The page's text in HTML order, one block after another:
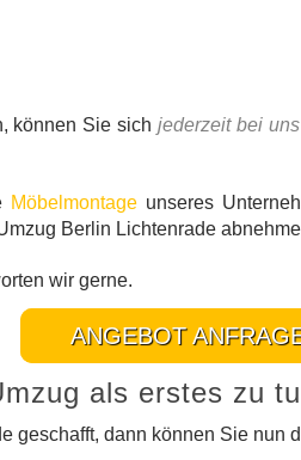
können Sie sich jederzeit bei
Möbelmontage unseres
Berlin Lichtenrade
wir gerne.
ANGEBOT
als erstes zu
geschafft, dann können Sie nun